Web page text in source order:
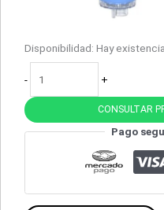
Disponibilidad: Hay
- +
CONSULTAR
Pago